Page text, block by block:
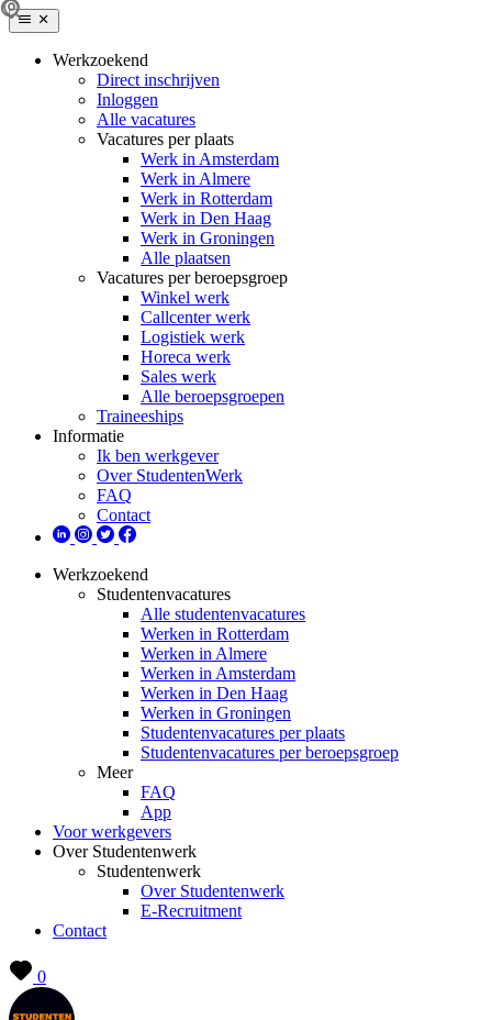
Werkzoekend
Direct inschrijven
Inloggen
Alle vacatures
Vacatures per plaats
Werk in Amsterdam
Werk in Almere
Werk in Rotterdam
Werk in Den Haag
Werk in Groningen
Alle plaatsen
Vacatures per beroepsgroep
Winkel werk
Callcenter werk
Logistiek werk
Horeca werk
Sales werk
Alle beroepsgroepen
Traineeships
Informatie
Ik ben werkgever
Over StudentenWerk
FAQ
Contact
Werkzoekend
Studentenvacatures
Alle studentenvacatures
Werken in Rotterdam
Werken in Almere
Werken in Amsterdam
Werken in Den Haag
Werken in Groningen
Studentenvacatures per plaats
Studentenvacatures per beroepsgroep
Meer
FAQ
App
Voor werkgevers
Over Studentenwerk
Studentenwerk
Over Studentenwerk
E-Recruitment
Contact
0